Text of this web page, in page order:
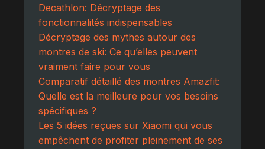
Decathlon: Décryptage des
fonctionnalités indispensables
Décryptage des mythes autour des
montres de ski: Ce qu’elles peuvent
vraiment faire pour vous
Comparatif détaillé des montres Amazfit:
Quelle est la meilleure pour vos besoins
spécifiques ?
Les 5 idées reçues sur Xiaomi qui vous
empêchent de profiter pleinement de ses